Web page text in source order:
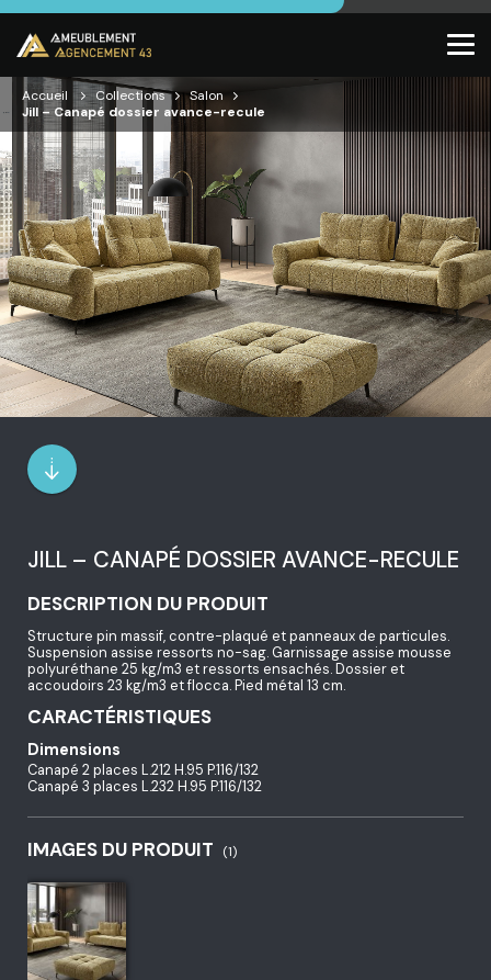
Accueil Collections
Salon
Jill – Canapé dossier avance-recule
JILL – CANAPÉ DOSSIER AVANCE-RECULE
DESCRIPTION DU PRODUIT
Structure pin massif, contre-plaqué et panneaux de particules.
Suspension assise ressorts no-sag. Garnissage assise mousse
polyuréthane 25 kg/m3 et ressorts ensachés. Dossier et
accoudoirs 23 kg/m3 et flocca. Pied métal 13 cm.
CARACTÉRISTIQUES
Dimensions
Canapé 2 places L.212 H.95 P.116/132
Canapé 3 places L.232 H.95 P.116/132
IMAGES DU PRODUIT (1)